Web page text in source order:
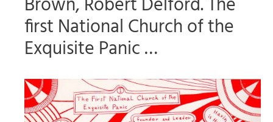
first National Church of the
Exquisite Panic …